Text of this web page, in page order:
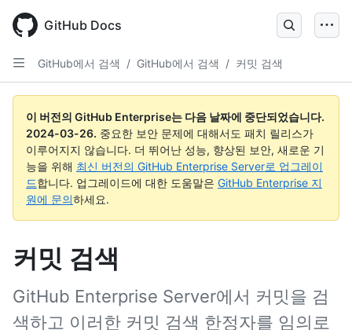
main
content
GitHub Docs
GitHub에서 검색 / GitHub에서 검색 / 커밋 검색
이 버전의 GitHub Enterprise는 다음 날짜에 중단되었습니다.
2024-03-26. 중요한 보안 문제에 대해서도 패치 릴리스가
이루어지지 않습니다. 더 뛰어난 성능, 향상된 보안, 새로운 기
능을 위해 최신 버전의 GitHub Enterprise Server로 업그레이
드합니다. 업그레이드에 대한 도움말은 GitHub Enterprise 지
원에 문의하세요.
커밋 검색
GitHub Enterprise Server에서 커밋을 검
색하고 이러한 커밋 검색 한정자를 임의로